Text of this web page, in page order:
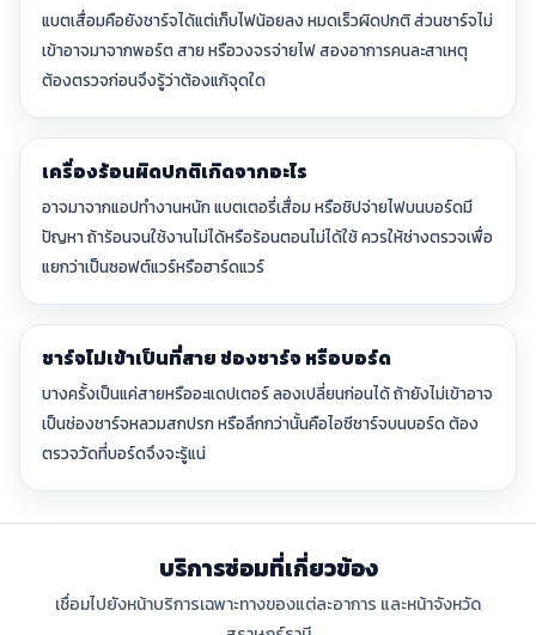
แบตเสื่อมคือยังชาร์จได้แต่เก็บไฟน้อยลง หมดเร็วผิดปกติ ส่วนชาร์จไม่
เข้าอาจมาจากพอร์ต สาย หรือวงจรจ่ายไฟ สองอาการคนละสาเหตุ
ต้องตรวจก่อนจึงรู้ว่าต้องแก้จุดใด
เครื่องร้อนผิดปกติเกิดจากอะไร
อาจมาจากแอปทำงานหนัก แบตเตอรี่เสื่อม หรือชิปจ่ายไฟบนบอร์ดมี
ปัญหา ถ้าร้อนจนใช้งานไม่ได้หรือร้อนตอนไม่ได้ใช้ ควรให้ช่างตรวจเพื่อ
แยกว่าเป็นซอฟต์แวร์หรือฮาร์ดแวร์
ชาร์จไม่เข้าเป็นที่สาย ช่องชาร์จ หรือบอร์ด
บางครั้งเป็นแค่สายหรืออะแดปเตอร์ ลองเปลี่ยนก่อนได้ ถ้ายังไม่เข้าอาจ
เป็นช่องชาร์จหลวมสกปรก หรือลึกกว่านั้นคือไอซีชาร์จบนบอร์ด ต้อง
ตรวจวัดที่บอร์ดจึงจะรู้แน่
บริการซ่อมที่เกี่ยวข้อง
เชื่อมไปยังหน้าบริการเฉพาะทางของแต่ละอาการ และหน้าจังหวัด